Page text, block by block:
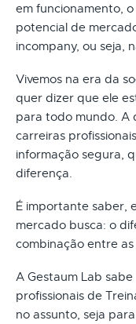
em funcionamento,
potencial de
incompany, ou seja,
Vivemos na era da
quer dizer que ele
para todo mundo. A
carreiras
informação segura,
diferença.
É importante saber,
mercado busca: o
combinação entre as
A Gestaum Lab
profissionais de
no assunto, seja